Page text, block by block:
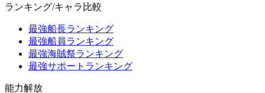
ランキング/キャラ比較
最強船長ランキング
最強船員ランキング
最強海賊祭ランキング
最強サポートランキング
能力解放